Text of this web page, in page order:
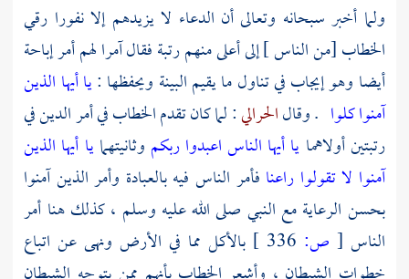
ولما أخبر سبحانه وتعالى أن الدعاء لا يزيدهم إلا نفورا رقي
الخطاب [من الناس ] إلى أعلى منهم رتبة فقال آمرا لهم أمر إباحة
أيضا وهو إيجاب في تناول ما يقيم البينة ويحفظها :يا أيها الذين
آمنوا كلوا . وقالالحرالي: لما كان تقدم الخطاب في أمر الدين في
رتبتين أولاهما يا أيها الناس اعبدوا ربكم وثانيتهمايا أيها الذين
آمنوا لا تقولوا راعنا فأمر الناس فيه بالعبادة وأمر الذين آمنوا
بحسن الرعاية مع النبي صلى الله عليه وسلم ، كذلك هنا أمر
الناس [ ص:
بالأكل مما في الأرض ونهى عن اتباع